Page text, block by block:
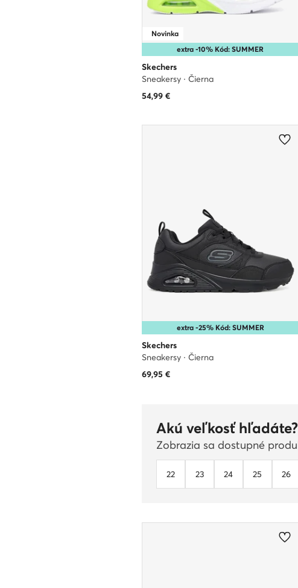
extra -10% Kód: SUMMER
Novinka
Skechers
Sneakersy · Čierna
54,99€
extra -25% Kód: SUMMER
Skechers
Sneakersy · Čierna
69,95 €
Akú veľkosť hľadáte?
Zobrazia sa dostupné
22 23 24 25 26